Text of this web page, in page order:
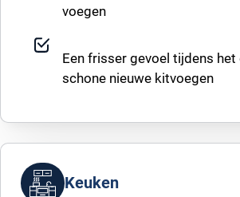
voegen
Een frisser gevoel tijdens
schone nieuwe kitvoegen
Keuken